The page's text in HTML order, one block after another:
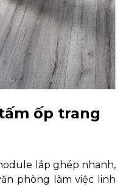
ốp trang
lắp ghép nhanh,
phòng làm việc linh